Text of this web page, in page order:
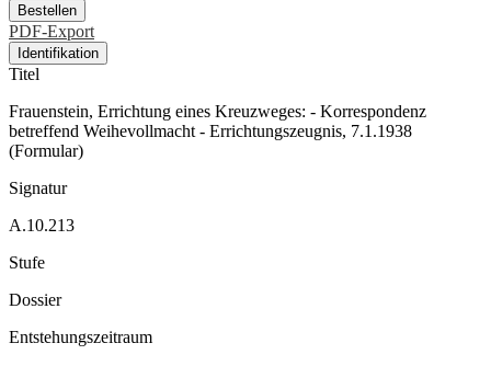
Bestellen
PDF-Export
Identifikation
Titel
Frauenstein, Errichtung eines Kreuzweges: - Korrespondenz
betreffend Weihevollmacht - Errichtungszeugnis, 7.1.1938
(Formular)
Signatur
A.10.213
Stufe
Dossier
Entstehungszeitraum